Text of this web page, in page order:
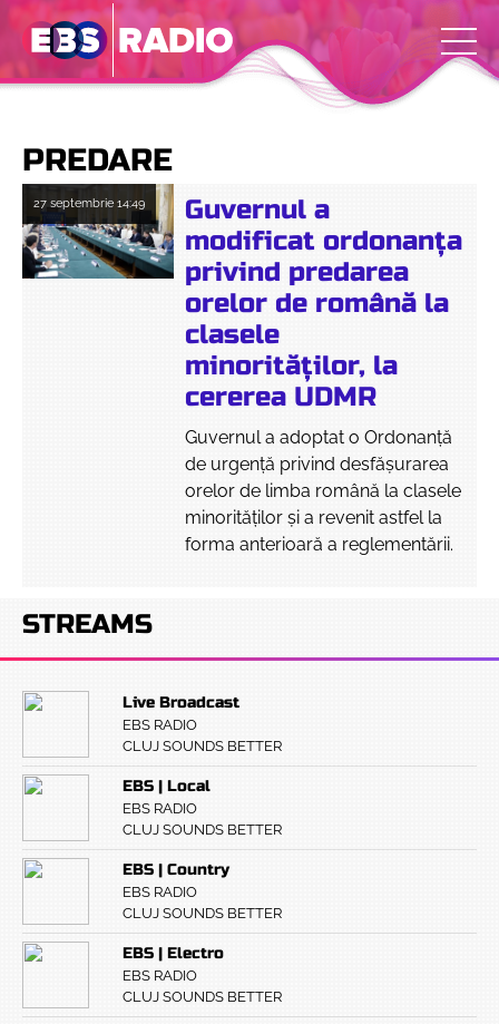
PREDARE
27 septembrie 14:49
Guvernul a
modificat ordonanța
privind predarea
orelor de română la
clasele
minorităților, la
cererea UDMR
Guvernul a adoptat o Ordonanță
de urgență privind desfășurarea
orelor de limba română la clasele
minorităților și a revenit astfel la
forma anterioară a reglementării.
STREAMS
Live Broadcast
EBS RADIO
CLUJ SOUNDS BETTER
EBS | Local
EBS RADIO
CLUJ SOUNDS BETTER
EBS | Country
EBS RADIO
CLUJ SOUNDS BETTER
EBS | Electro
EBS RADIO
CLUJ SOUNDS BETTER